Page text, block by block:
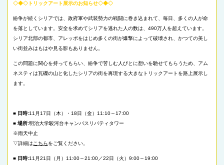
◇◆◇トリックアート展示のお知らせ◇◆◇
紛争が続くシリアでは、政府軍や武装勢力の戦闘に巻き込まれて、毎日、多くの人が命
を落としています。安全を求めてシリアを逃れた人の数は、490万人を超えています。
シリア北部の都市、アレッポをはじめ多くの街が爆撃によって破壊され、かつての美し
い街並みはもはや見る影もありません。
この問題に関心を持ってもらい、紛争で苦しむ人びとに想いを馳せてもらうため、アム
ネスティは瓦礫の山と化したシリアの街を再現する大きなトリックアートを路上展示し
ます。
■ 日時:11月17日（木）・18日（金）11:10～17:00
■ 場所:明治大学駿河台キャンパスリバティタワー
※雨天中止
▽詳細はこちらをご覧ください。
■ 日時:11月21日（月）11:00～21:00／22日（火）9:00～19:00